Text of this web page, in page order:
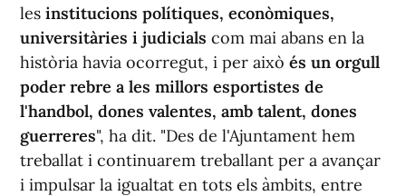
les institucions polítiques, econòmiques,
universitàries i judicials com mai abans en la
història havia ocorregut, i per això és un orgull
poder rebre a les millors esportistes de
l'handbol, dones valentes, amb talent, dones
guerreres", ha dit. "Des de l'Ajuntament hem
treballat i continuarem treballant per a avançar
i impulsar la igualtat en tots els àmbits, entre